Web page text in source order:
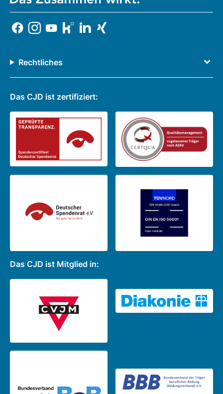
Rechtliches
Das CJD ist zertifiziert:
Das CJD ist Mitglied in: